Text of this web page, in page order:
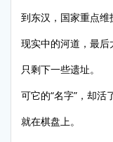
到东汉，国家重点维
现实中的河道，最后
只剩下一些遗址。
可它的“名字”，却活
就在棋盘上。